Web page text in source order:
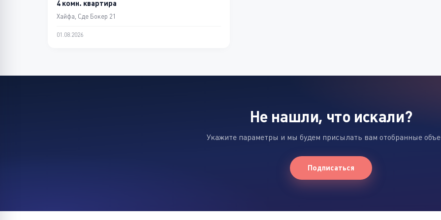
4 комн. квартира
Хайфа, Сде Бокер 21
01.08.2026
Не нашли, что искали?
Укажите параметры и мы будем присылать вам отобранные
Подписаться